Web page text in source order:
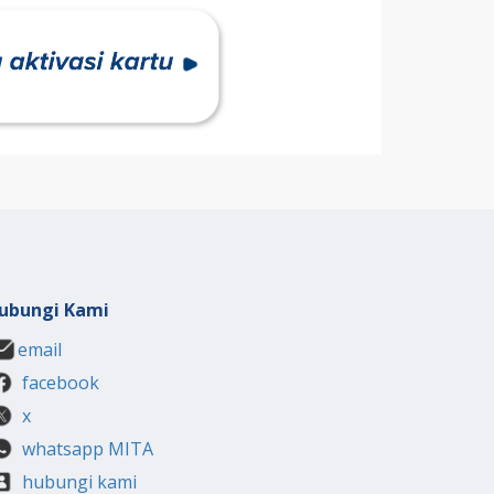
Kami
email
facebook
x
whatsapp MITA
hubungi kami